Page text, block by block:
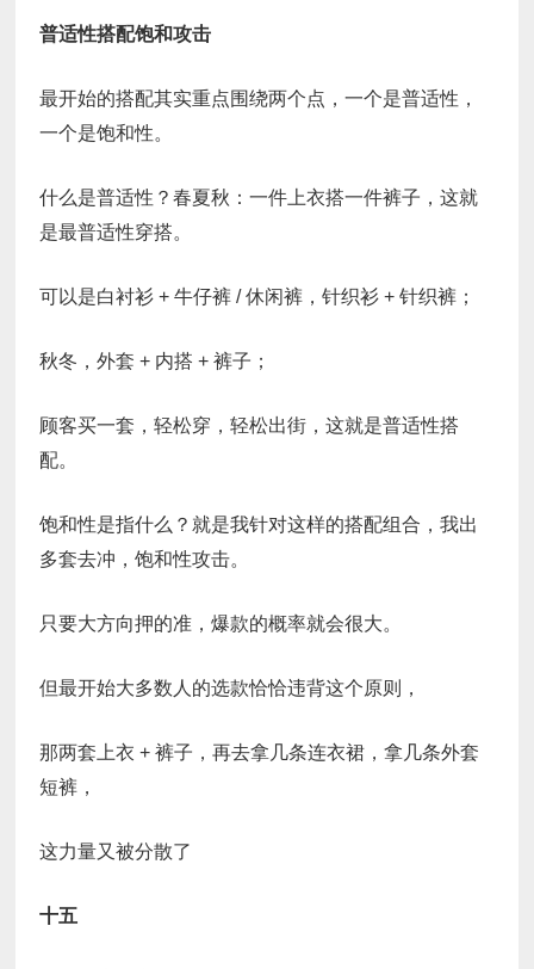
普适性搭配饱和攻击
最开始的搭配其实重点围绕两个点，一个是普适性，
一个是饱和性。
什么是普适性？春夏秋：一件上衣搭一件裤子，这就
是最普适性穿搭。
可以是白衬衫 + 牛仔裤 / 休闲裤，针织衫 + 针织裤；
秋冬，外套 + 内搭 + 裤子；
顾客买一套，轻松穿，轻松出街，这就是普适性搭
配。
饱和性是指什么？就是我针对这样的搭配组合，我出
多套去冲，饱和性攻击。
只要大方向押的准，爆款的概率就会很大。
但最开始大多数人的选款恰恰违背这个原则，
那两套上衣 + 裤子，再去拿几条连衣裙，拿几条外套
短裤，
这力量又被分散了
十五